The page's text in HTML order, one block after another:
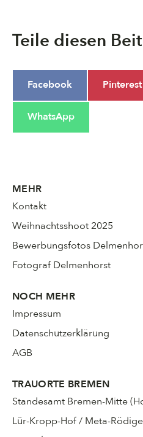
Teile diesen
Share
Facebook Share
Pinterest
Share
WhatsApp
MEHR
Kontakt
Weihnachtsshoot 2025
Bewerbungsfotos
Fotograf Delmenhorst
NOCH MEHR
Impressum
Datenschutzerklärung
AGB
TRAUORTE BREMEN
Standesamt Bremen-Mitte
Lür-Kropp-Hof / Meta-